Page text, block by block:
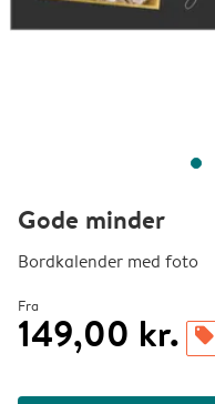
Gode minder
Bordkalender med foto
Fra
149,00 kr. offers